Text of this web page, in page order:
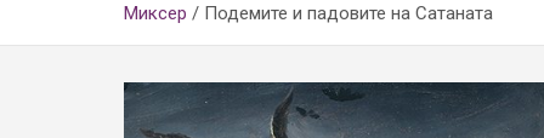
Миксер Подемите и падовите на Сатаната